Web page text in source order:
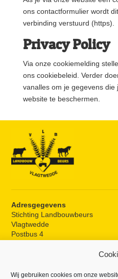
Wij gebruiken cookies om onze
ons contactformulier wordt
verbinding verstuurd (https).
Privacy Policy
Via onze cookiemelding
ons cookiebeleid. Verder
vanalles om je gegevens die
website te beschermen.
Adresgegevens
Stichting Landbouwbeurs
Vlagtwedde
Postbus 4
Beurslocatie